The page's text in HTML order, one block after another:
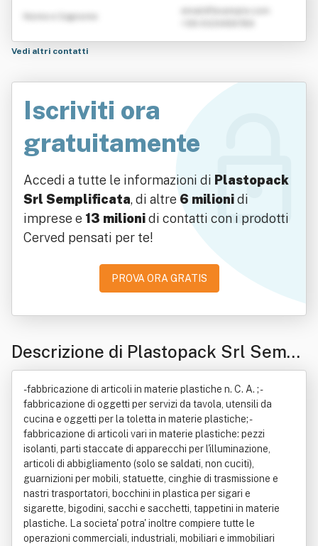
Nome e Cognome
Vedi altri contatti
Iscriviti ora
gratuitamente
Accedi a tutte le informazioni di Plastopack
Srl Semplificata, di altre 6 milionidi
imprese e 13 milionidi contatti con i prodotti
Cerved pensati per te!
PROVA ORA GRATIS
Descrizione di Plastopack Srl Sempl
ificata
- fabbricazione di articoli in materie plastiche n. C. A. ; -
fabbricazione di oggetti per servizi da tavola, utensili da
cucina e oggetti per la toletta in materie plastiche; -
fabbricazione di articoli vari in materie plastiche: pezzi
isolanti, parti staccate di apparecchi per l'illuminazione,
articoli di abbigliamento (solo se saldati, non cuciti),
guarnizioni per mobili, statuette, cinghie di trasmissione e
nastri trasportatori, bocchini in plastica per sigari e
sigarette, bigodini, sacchi e sacchetti, tappetini in materie
plastiche. La societa' potra' inoltre compiere tutte le
operazioni commerciali, industriali, mobiliari e immobiliari